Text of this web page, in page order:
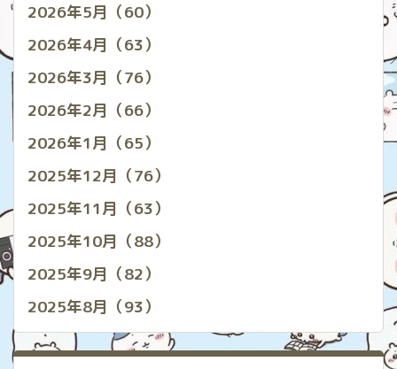
2026年5月（60）
2026年4月（63）
2026年3月（76）
2026年2月（66）
2026年1月（65）
2025年12月（76）
2025年11月（63）
2025年10月（88）
2025年9月（82）
2025年8月（93）